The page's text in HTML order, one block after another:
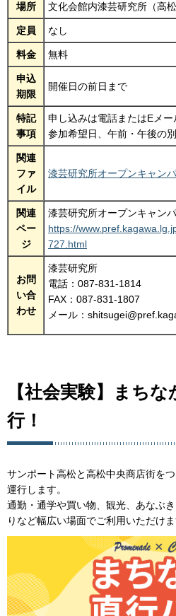
場所 文化会館内漆芸研究所（高
定員 なし
料金 無料
申込
期限
開催日の前日まで
特記
事項
申し込みは電話またはEメー
参加希望日、午前・午後の
関連
ファ
イル
漆芸研究所オープンキャン
関連
ペー
ジ
漆芸研究所オープンキャン
https://
727.html
お問
い合
わせ
漆芸研究所
電話：087-831-1814
FAX：087-831-1807
メール：
【社会実験】まち
行！
サンポート高松と高松中央商店街を
運行します。
通勤・通学や買い物、観光、あなぶ
りなど幅広い場面でご利用いただけま